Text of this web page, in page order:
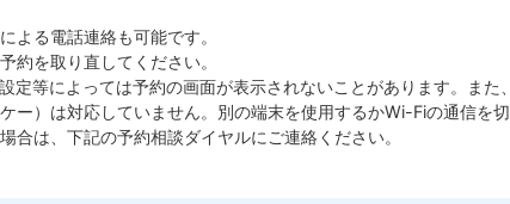
よる電話連絡も可能です。
約を取り直してください。
定等によっては予約の画面が表示されないことがあります。また、
ー）は対応していません。別の端末を使用するかWi-Fiの通信を切
合は、下記の予約相談ダイヤルにご連絡ください。